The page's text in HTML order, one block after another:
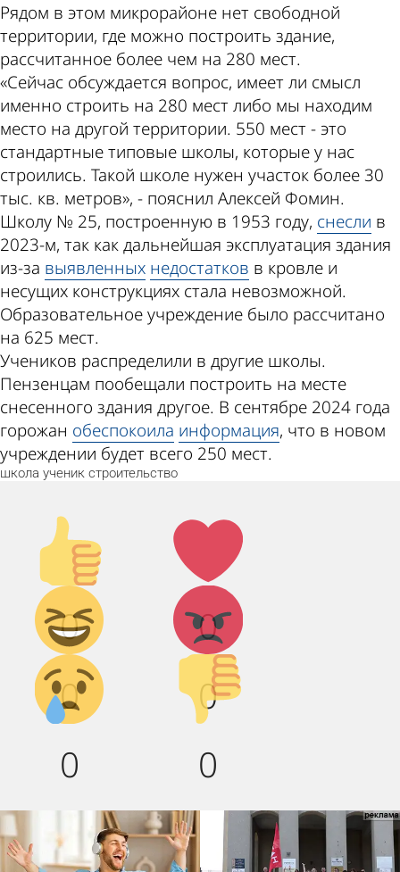
Рядом в этом микрорайоне нет свободной
территории, где можно построить здание,
рассчитанное более чем на 280 мест.
«Сейчас обсуждается вопрос, имеет ли смысл
именно строить на 280 мест либо мы находим
место на другой территории. 550 мест - это
стандартные типовые школы, которые у нас
строились. Такой школе нужен участок более 30
тыс. кв. метров», - пояснил Алексей Фомин.
Школу № 25, построенную в 1953 году, снесли в
2023-м, так как дальнейшая эксплуатация здания
из-за выявленных недостатков в кровле и
несущих конструкциях стала невозможной.
Образовательное учреждение было рассчитано
на 625 мест.
Учеников распределили в другие школы.
Пензенцам пообещали построить на месте
снесенного здания другое. В сентябре 2024 года
горожан обеспокоила информация, что в новом
учреждении будет всего 250 мест.
школа ученик строительство
Палец
вверх!
0
Лайк!
0
Дикий
смех!
0
Агрессия!
0
Грусть :(
0
Палец
вниз!
0